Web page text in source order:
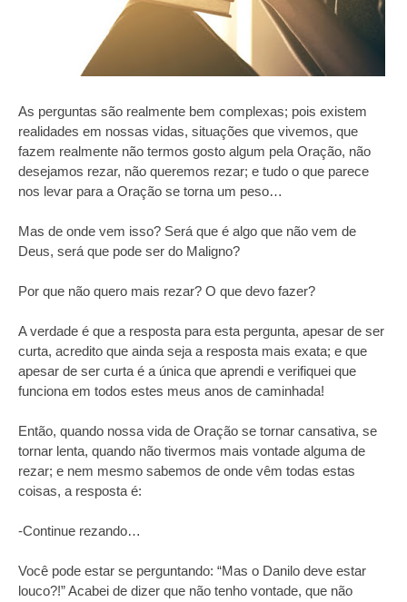
As perguntas são realmente bem complexas; pois existem
realidades em nossas vidas, situações que vivemos, que
fazem realmente não termos gosto algum pela Oração, não
desejamos rezar, não queremos rezar; e tudo o que parece
nos levar para a Oração se torna um peso…
Mas de onde vem isso? Será que é algo que não vem de
Deus, será que pode ser do Maligno?
Por que não quero mais rezar? O que devo fazer?
A verdade é que a resposta para esta pergunta, apesar de ser
curta, acredito que ainda seja a resposta mais exata; e que
apesar de ser curta é a única que aprendi e verifiquei que
funciona em todos estes meus anos de caminhada!
Então, quando nossa vida de Oração se tornar cansativa, se
tornar lenta, quando não tivermos mais vontade alguma de
rezar; e nem mesmo sabemos de onde vêm todas estas
coisas, a resposta é:
-Continue rezando…
Você pode estar se perguntando: “Mas o Danilo deve estar
louco?!” Acabei de dizer que não tenho vontade, que não